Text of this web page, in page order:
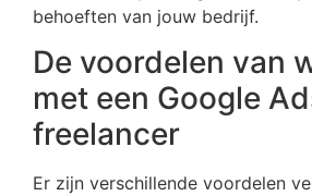
behoeften van jouw bedrijf.
De voordelen van
met een Google
freelancer
Er zijn verschillende voordelen